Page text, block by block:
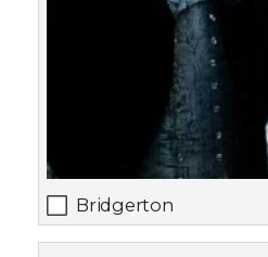
Bridgerton